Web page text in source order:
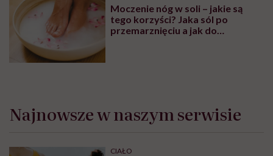
Moczenie nóg w soli – jakie są
tego korzyści? Jaka sól po
przemarznięciu a jak do
Najnowsze w naszym serwisie
CIAŁO